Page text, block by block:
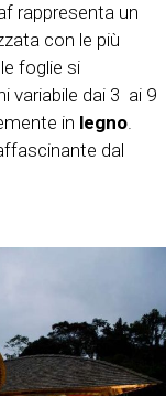
rappresenta un
con le più
foglie si
variabile dai 3 ai 9
in legno.
dal